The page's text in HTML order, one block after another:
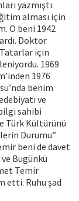
yazmıştı:
alması için
O beni 1942
Doktor
için
1969
1976
benim
ve
sahibi
Türk Kültürünü
Durumu”
beni de davet
Bugünkü
Temir
etti. Ruhu şad